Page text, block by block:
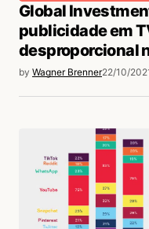
Global
publicidade em
desproporcional
by Wagner Brenner22/10/